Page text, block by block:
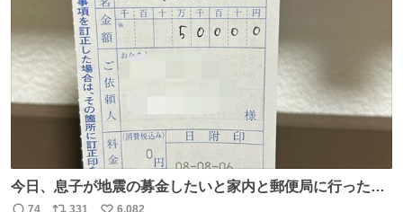
嬉しいやつ！！！
今日、息子が地震の募金したいと家内と郵便局に行ったみ
たいです。おもちゃとか買う選択肢もあったと思うけど、
74 331
6,082